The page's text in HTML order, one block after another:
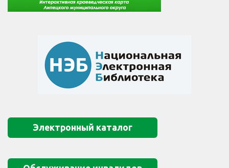
Электронный каталог